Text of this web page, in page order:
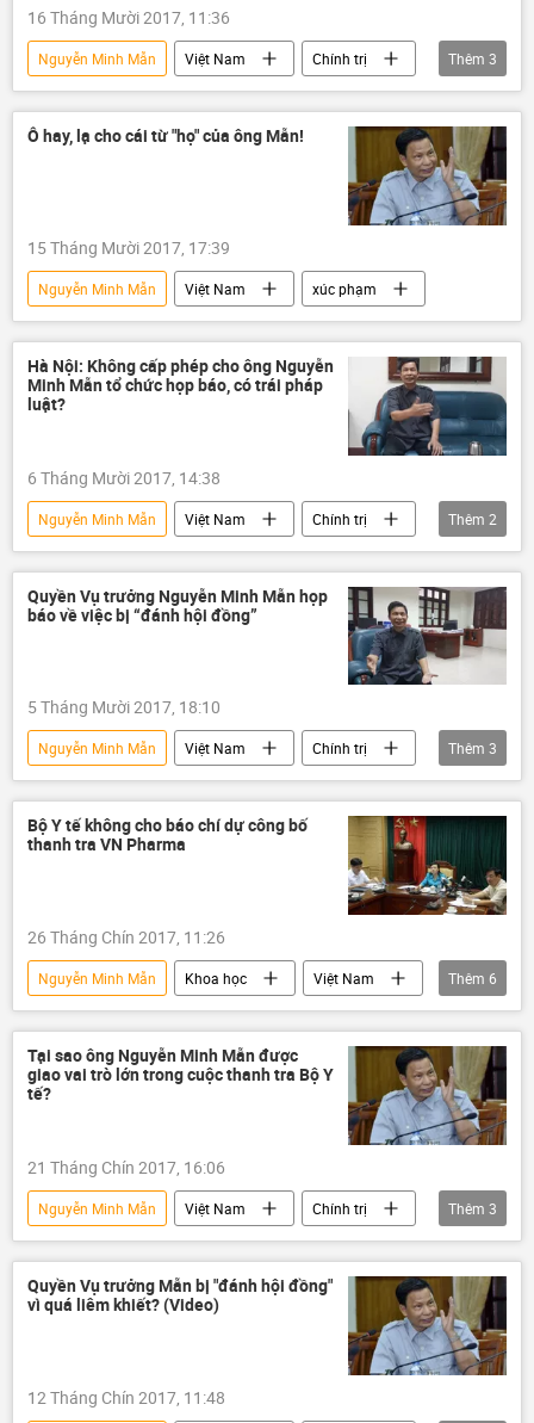
16 Tháng Mười 2017, 11:36
Nguyễn Minh Mẫn Việt Nam
Chính trị
Thanh tra Chính phủ
họp báo
đánh hội đồng
Thêm 3
Ô hay, lạ cho cái từ "họ" của ông Mẫn!
15 Tháng Mười 2017, 17:39
Nguyễn Minh Mẫn Việt Nam xúc phạm
Hà Nội: Không cấp phép cho ông Nguyễn
Minh Mẫn tổ chức họp báo, có trái pháp
luật?
6 Tháng Mười 2017, 14:38
Nguyễn Minh Mẫn Việt Nam
Chính trị
Thanh tra Chính phủ
họp báo
Thêm 2
Quyền Vụ trưởng Nguyễn Minh Mẫn họp
báo về việc bị “đánh hội đồng”
5 Tháng Mười 2017, 18:10
Nguyễn Minh Mẫn Việt Nam
Chính trị
Thanh tra Chính phủ
Quyền vụ trưởng
đánh hội đồng
Thêm 3
Bộ Y tế không cho báo chí dự công bố
thanh tra VN Pharma
26 Tháng Chín 2017, 11:26
Nguyễn Minh Mẫn Khoa học
Việt Nam
Xã hội
Nguyễn Thị Kim Tiến
Bộ Y Tế Việt Nam
VN Pharma
Thanh tra Chính phủ
thanh tra
Thêm 6
Tại sao ông Nguyễn Minh Mẫn được
giao vai trò lớn trong cuộc thanh tra Bộ Y
tế?
21 Tháng Chín 2017, 16:06
Nguyễn Minh Mẫn Việt Nam
Chính trị
Thanh tra Chính phủ
Bộ Y Tế Việt Nam
thanh tra
Thêm 3
Quyền Vụ trưởng Mẫn bị "đánh hội đồng"
vì quá liêm khiết? (Video)
12 Tháng Chín 2017, 11:48